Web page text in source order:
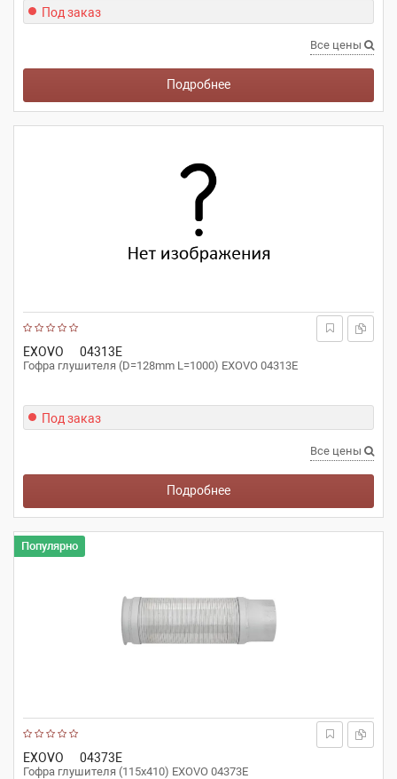
Под заказ
Все цены
Подробнее
EXOVO 04313E
Гофра глушителя (D=128mm L=1000) EXOVO 04313E
Под заказ
Все цены
Подробнее
EXOVO 04373E
Гофра глушителя (115х410) EXOVO 04373E
Популярно